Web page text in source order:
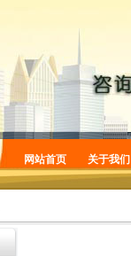
网站首页 关于我们
企业简介